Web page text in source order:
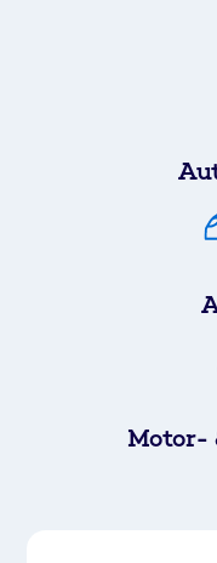
Motor-